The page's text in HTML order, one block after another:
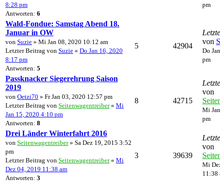
8:28 pm
Antworten: 6
pm
Wald-Fondue: Samstag Abend 18.
Januar in OW
von Suzie » Mi Jan 08, 2020 10:12 am
Letzter Beitrag von Suzie « Do Jan 16, 2020
8:17 pm
Antworten: 5
5 42904
von
Do
pm
Passknacker Siegerehrung Saison
2019
von Oetzi70 » Fr Jan 03, 2020 12:57 pm
Letzter Beitrag von Seitenwagentreiber« Mi
Jan 15, 2020 4:10 pm
Antworten: 8
8 42715
von
Mi
pm
Drei Länder Winterfahrt 2016
von Seitenwagentreiber» Sa Dez 19, 2015 3:52
pm
Letzter Beitrag von Seitenwagentreiber« Mi
Dez 04, 2019 11:38 am
Antworten: 3
3 39639
von
Mi
11:38